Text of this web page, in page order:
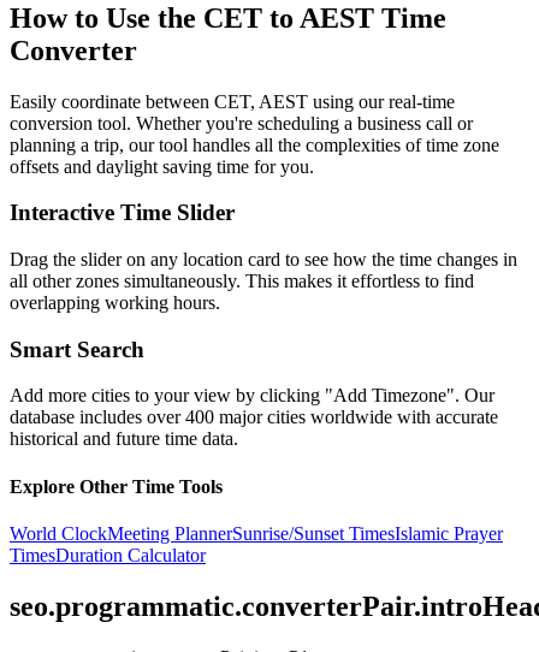
How to Use the CET to AEST Time
Converter
Easily coordinate between CET, AEST using our real-time
conversion tool. Whether you're scheduling a business call or
planning a trip, our tool handles all the complexities of time zone
offsets and daylight saving time for you.
Interactive Time Slider
Drag the slider on any location card to see how the time changes in
all other zones simultaneously. This makes it effortless to find
overlapping working hours.
Smart Search
Add more cities to your view by clicking "Add Timezone". Our
database includes over 400 major cities worldwide with accurate
historical and future time data.
Explore Other Time Tools
World ClockMeeting PlannerSunrise/Sunset TimesIslamic Prayer
TimesDuration Calculator